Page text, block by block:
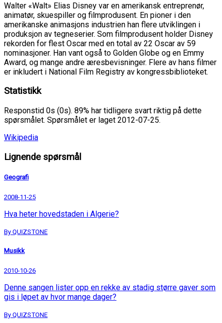
Walter «Walt» Elias Disney var en amerikansk entreprenør,
animatør, skuespiller og filmprodusent. En pioner i den
amerikanske animasjons industrien han flere utviklingen i
produksjon av tegneserier. Som filmprodusent holder Disney
rekorden for flest Oscar med en total av 22 Oscar av 59
nominasjoner. Han vant også to Golden Globe og en Emmy
Award, og mange andre æresbevisninger. Flere av hans filmer
er inkludert i National Film Registry av kongressbiblioteket.
Statistikk
Responstid 0s (0s). 89% har tidligere svart riktig på dette
spørsmålet. Spørsmålet er laget 2012-07-25.
Wikipedia
Lignende spørsmål
Geografi
2008-11-25
Hva heter hovedstaden i Algerie?
By QUIZSTONE
Musikk
2010-10-26
Denne sangen lister opp en rekke av stadig større gaver som
gis i løpet av hvor mange dager?
By QUIZSTONE